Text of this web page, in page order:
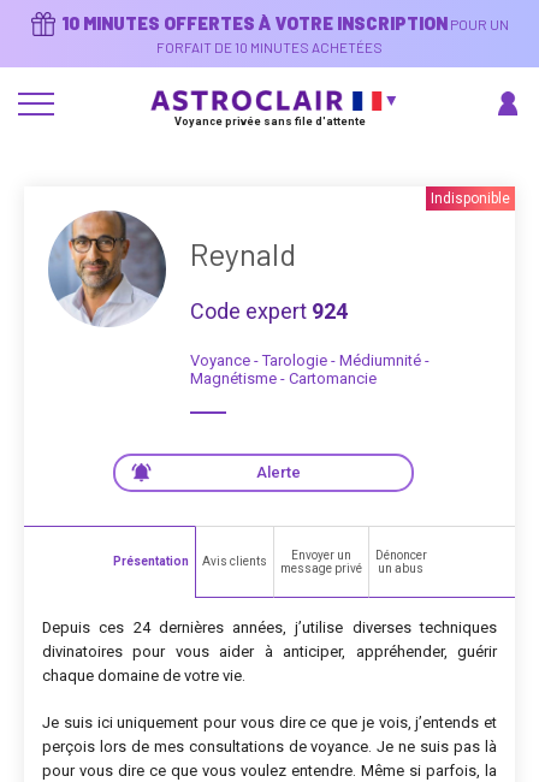
10 MINUTES OFFERTES À VOTRE INSCRIPTION POUR UN
FORFAIT DE 10 MINUTES ACHETÉES
Voyance privée sans file d'attente
Indisponible
Reynald
Code expert 924
Voyance - Tarologie - Médiumnité -
Magnétisme - Cartomancie
Alerte
Présentation Avis clients
Envoyer un
message privé
Dénoncer
un abus
Depuis ces 24 dernières années, j’utilise diverses techniques
divinatoires pour vous aider à anticiper, appréhender, guérir
chaque domaine de votre vie.
Je suis ici uniquement pour vous dire ce que je vois, j’entends et
perçois lors de mes consultations de voyance. Je ne suis pas là
pour vous dire ce que vous voulez entendre. Même si parfois, la